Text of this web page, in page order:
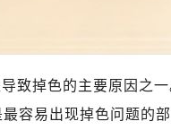
致掉色的主要原因之
容易出现掉色问题的